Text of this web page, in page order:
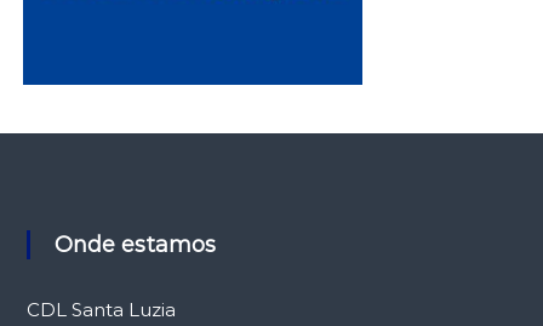
Onde estamos
CDL Santa Luzia